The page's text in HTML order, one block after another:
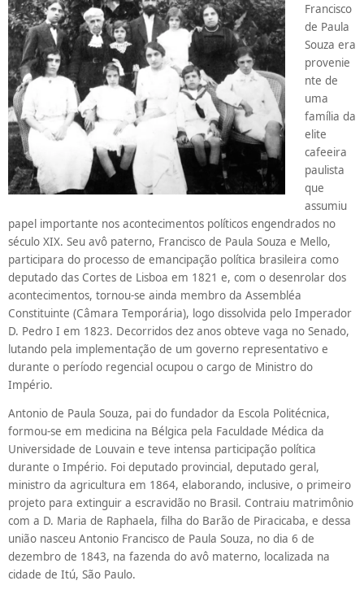
Francisco
de Paula
Souza era
provenie
nte de
uma
família da
elite
cafeeira
paulista
que
assumiu
papel importante nos acontecimentos políticos engendrados no
século XIX. Seu avô paterno, Francisco de Paula Souza e Mello,
participara do processo de emancipação política brasileira como
deputado das Cortes de Lisboa em 1821 e, com o desenrolar dos
acontecimentos, tornou-se ainda membro da Assembléa
Constituinte (Câmara Temporária), logo dissolvida pelo Imperador
D. Pedro I em 1823. Decorridos dez anos obteve vaga no Senado,
lutando pela implementação de um governo representativo e
durante o período regencial ocupou o cargo de Ministro do
Império.
Antonio de Paula Souza, pai do fundador da Escola Politécnica,
formou-se em medicina na Bélgica pela Faculdade Médica da
Universidade de Louvain e teve intensa participação política
durante o Império. Foi deputado provincial, deputado geral,
ministro da agricultura em 1864, elaborando, inclusive, o primeiro
projeto para extinguir a escravidão no Brasil. Contraiu matrimônio
com a D. Maria de Raphaela, filha do Barão de Piracicaba, e dessa
união nasceu Antonio Francisco de Paula Souza, no dia 6 de
dezembro de 1843, na fazenda do avô materno, localizada na
cidade de Itú, São Paulo.